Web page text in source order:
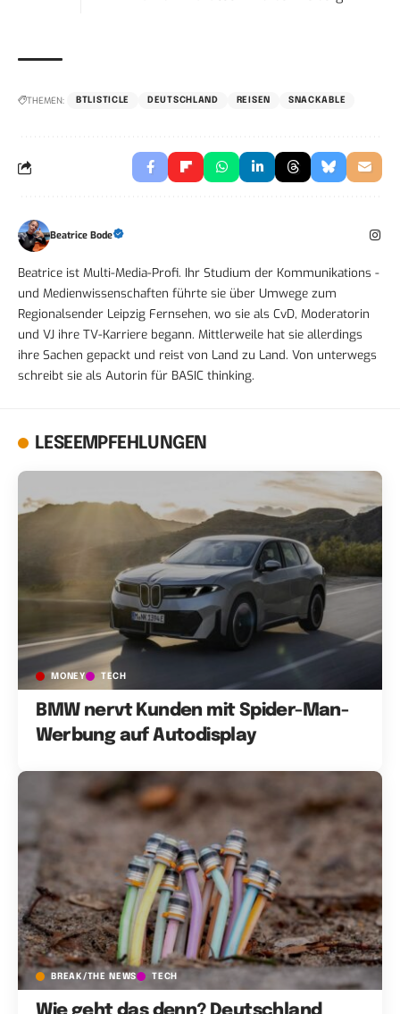
THEMEN: BTLISTICLE DEUTSCHLAND REISEN SNACKABLE
Beatrice Bode
Beatrice ist Multi-Media-Profi. Ihr Studium der Kommunikations -
und Medienwissenschaften führte sie über Umwege zum
Regionalsender Leipzig Fernsehen, wo sie als CvD, Moderatorin
und VJ ihre TV-Karriere begann. Mittlerweile hat sie allerdings
ihre Sachen gepackt und reist von Land zu Land. Von unterwegs
schreibt sie als Autorin für BASIC thinking.
LESEEMPFEHLUNGEN
MONEY TECH
BMW nervt Kunden mit Spider-Man-
Werbung auf Autodisplay
BREAK/THE NEWS TECH